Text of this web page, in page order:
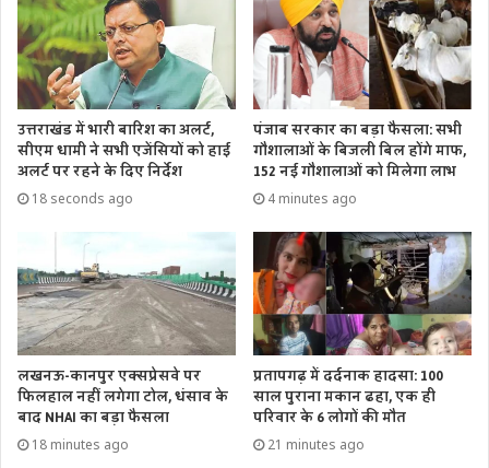
ज्वाइन किए थे। अब एजेंसियां इस पूरे नेटवर्क की डिजिटल ट्रेल और
फंडिंग चैनल्स की बारीकी से जांच कर रही हैं।
उत्तराखंड में भारी बारिश का अलर्ट,
सीएम धामी ने सभी एजेंसियों को हाई
अलर्ट पर रहने के दिए निर्देश
18 seconds ago
पंजाब सरकार का बड़ा फैसला: सभी
गौशालाओं के बिजली बिल होंगे माफ,
152 नई गौशालाओं को मिलेगा लाभ
4 minutes ago
लखनऊ-कानपुर एक्सप्रेसवे पर
फिलहाल नहीं लगेगा टोल, धंसाव के
बाद NHAI का बड़ा फैसला
18 minutes ago
प्रतापगढ़ में दर्दनाक हादसा: 100
साल पुराना मकान ढहा, एक ही
परिवार के 6 लोगों की मौत
21 minutes ago